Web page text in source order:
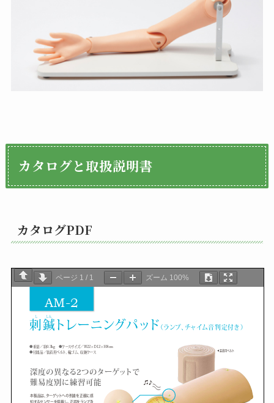
カタログと取扱説明書
カタログPDF
ページ 1 / 1 ズーム 100%